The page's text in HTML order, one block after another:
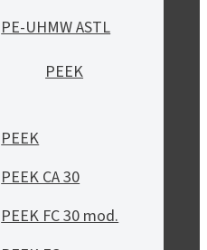
PE-UHMW ASTL
PEEK
PEEK
PEEK CA 30
PEEK FC 30 mod.